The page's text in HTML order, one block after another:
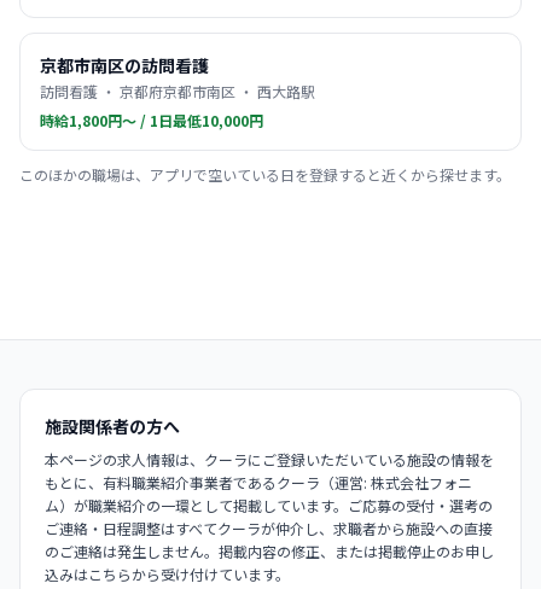
京都市南区の訪問看護
訪問看護 ・ 京都府京都市南区 ・ 西大路駅
時給1,800円〜 / 1日最低10,000円
このほかの職場は、アプリで空いている日を登録すると近くから探せます。
施設関係者の方へ
本ページの求人情報は、クーラにご登録いただいている施設の情報を
もとに、有料職業紹介事業者であるクーラ（運営: 株式会社フォニ
ム）が職業紹介の一環として掲載しています。ご応募の受付・選考の
ご連絡・日程調整はすべてクーラが仲介し、求職者から施設への直接
のご連絡は発生しません。掲載内容の修正、または掲載停止のお申し
込みはこちらから受け付けています。